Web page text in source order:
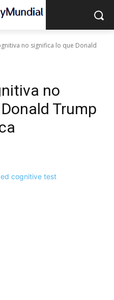
no significa lo que Donald
no
Trump